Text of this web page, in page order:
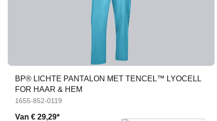
BP® LICHTE PANTALON MET TENCEL™ LYOCELL
FOR HAAR & HEM
1655-852-0119
Van € 29,29*